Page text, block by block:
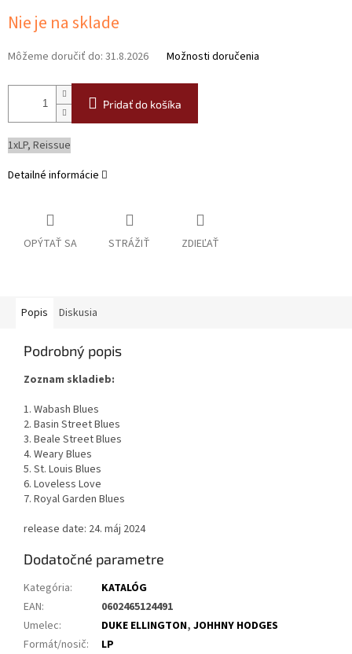
cena:
Nie je na sklade
Môžeme doručiť do: 31.8.2026 Možnosti doručenia
Pridať do košíka
1xLP, Reissue
Detailné informácie
OPÝTAŤ SA STRÁŽIŤ ZDIEĽAŤ
Popis Diskusia
Podrobný popis
Zoznam skladieb:
1. Wabash Blues
2. Basin Street Blues
3. Beale Street Blues
4. Weary Blues
5. St. Louis Blues
6. Loveless Love
7. Royal Garden Blues
release date: 24. máj 2024
Dodatočné parametre
Kategória:
KATALÓG
EAN:
0602465124491
Umelec: DUKE ELLINGTON, JOHHNY HODGES
Formát/nosič:
LP